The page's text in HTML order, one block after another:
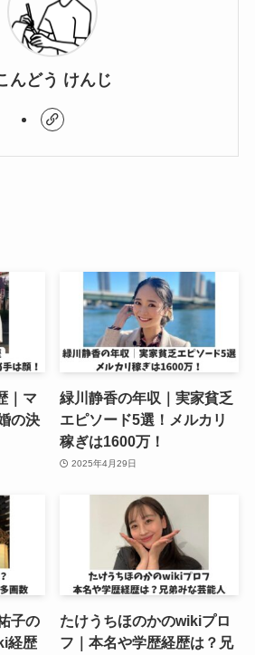
んどう けんじ
｜マ
の決
緑川静香の年収｜実家貧乏
エピソード5選！メルカリ
稼ぎは1600万！
2025年4月29日
子の
経歴
たけうちほのかのwikiプロ
フ｜本名や学歴経歴は？兄